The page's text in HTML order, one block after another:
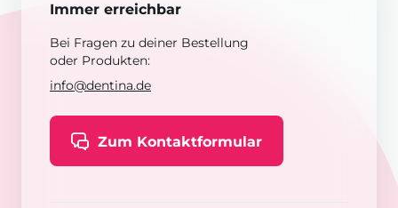
Immer erreichbar
Bei Fragen zu deiner Bestellung
oder Produkten:
info@dentina.de
Zum Kontaktformular